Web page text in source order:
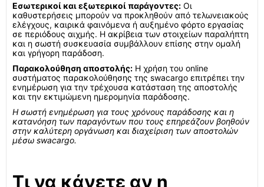
Εσωτερικοί και εξωτερικοί παράγοντες: Οι
καθυστερήσεις μπορούν να προκληθούν από τελωνειακούς
ελέγχους, καιρικά φαινόμενα ή αυξημένο φόρτο εργασίας
σε περιόδους αιχμής. Η ακρίβεια των στοιχείων παραλήπτη
και η σωστή συσκευασία συμβάλλουν επίσης στην ομαλή
και γρήγορη παράδοση.
Παρακολούθηση αποστολής: Η χρήση του online
συστήματος παρακολούθησης της swacargo επιτρέπει την
ενημέρωση για την τρέχουσα κατάσταση της αποστολής
και την εκτιμώμενη ημερομηνία παράδοσης.
Η σωστή ενημέρωση για τους χρόνους παράδοσης και η
κατανόηση των παραγόντων που τους επηρεάζουν βοηθούν
στην καλύτερη οργάνωση και διαχείριση των αποστολών
μέσω swacargo.
Τι να κάνετε αν η